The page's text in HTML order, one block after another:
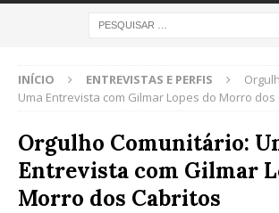
INÍCIO ENTREVISTAS E PERFIS
Uma Entrevista com Gilmar Lopes do Morro dos
Orgulho Comunitário:
Entrevista com Gilmar
Morro dos Cabritos